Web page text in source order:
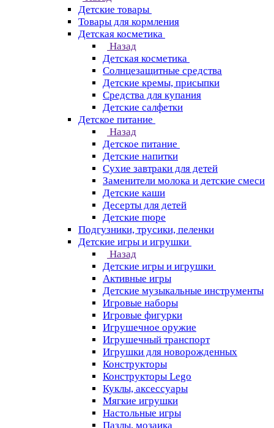
Детские товары
Товары для кормления
Детская косметика
Назад
Детская косметика
Солнцезащитные средства
Детские кремы, присыпки
Средства для купания
Детские салфетки
Детское питание
Назад
Детское питание
Детские напитки
Сухие завтраки для детей
Заменители молока и детские смеси
Детские каши
Десерты для детей
Детские пюре
Подгузники, трусики, пеленки
Детские игры и игрушки
Назад
Детские игры и игрушки
Активные игры
Детские музыкальные инструменты
Игровые наборы
Игровые фигурки
Игрушечное оружие
Игрушечный транспорт
Игрушки для новорожденных
Конструкторы
Конструкторы Lego
Куклы, аксессуары
Мягкие игрушки
Настольные игры
Пазлы, мозаика